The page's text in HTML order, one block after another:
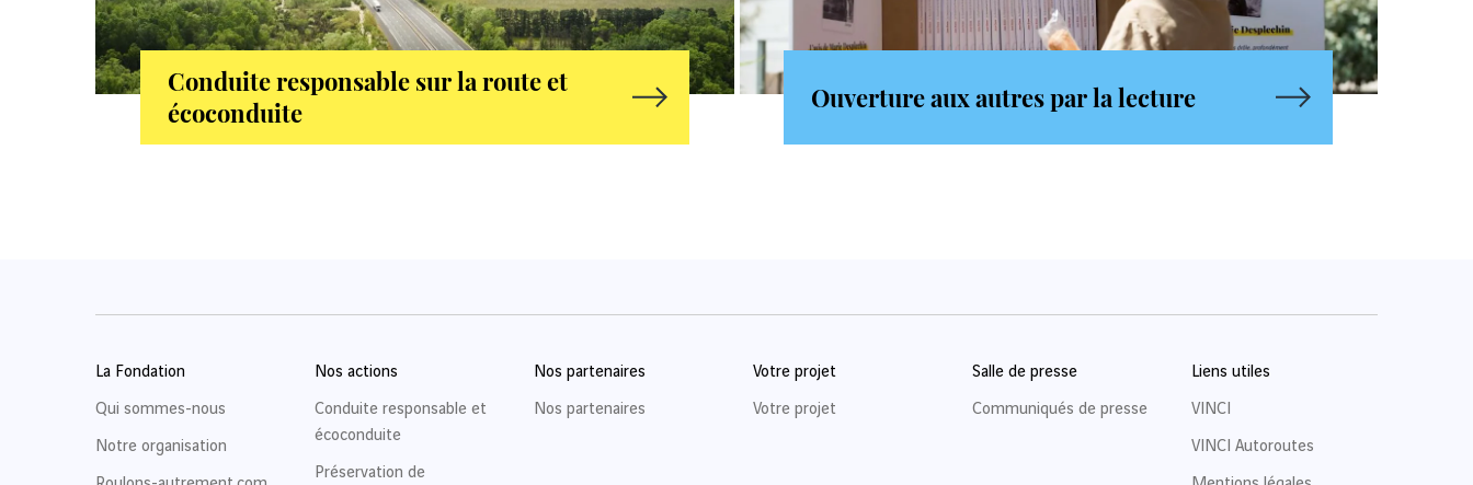
Conduite responsable sur la route et
écoconduite
Ouverture aux autres par la lecture
La Fondation
Qui sommes-nous
Notre organisation
Nos actions
Conduite responsable et
écoconduite
Préservation de
Nos partenaires
Nos partenaires
Votre projet
Votre projet
Salle de presse
Communiqués de presse
Liens utiles
VINCI
VINCI Autoroutes